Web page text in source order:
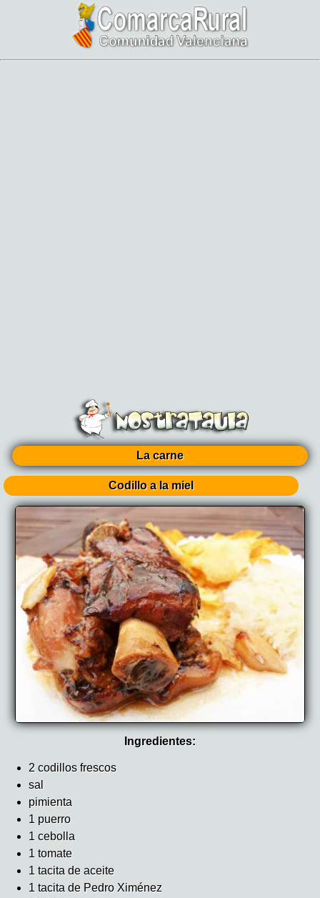
La carne
Codillo a la miel
Ingredientes:
2 codillos frescos
sal
pimienta
1 puerro
1 cebolla
1 tomate
1 tacita de aceite
1 tacita de Pedro Ximénez